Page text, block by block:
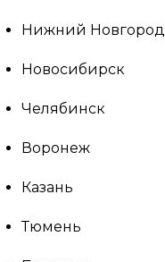
Нижний Новгород
Новосибирск
Челябинск
Воронеж
Казань
Тюмень